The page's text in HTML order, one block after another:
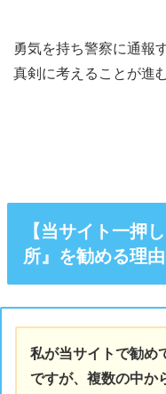
勇気を持ち警察に通報
真剣に考えることが進
【当サイト一押
所』を勧める理由
私が当サイトで勧め
ですが、複数の中か